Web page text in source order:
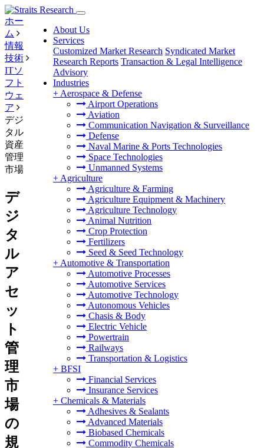
About Us
Services
Customized Market Research Syndicated Market
Research Reports Transaction & Legal Intelligence
Advisory
Industries
+ Aerospace & Defense
Airport Operations
Aviation
Communication Navigation & Surveillance
Defense
Naval Marine & Ports Technologies
Space Technologies
Unmanned Systems
+ Agriculture
Agriculture & Farming
Agriculture Equipment & Machinery
Agriculture Technology
Animal Nutrition
Crop Protection
Fertilizers
Seed & Seed Technology
+ Automotive & Transportation
Automotive Processes
Automotive Services
Automotive Technology
Autonomous Vehicles
Chasis & Body
Electric Vehicle
Powertrain
Railways
Transportation & Logistics
+ BFSI
Financial Services
Insurance Services
+ Chemicals & Materials
Adhesives & Sealants
Advanced Materials
Biobased Chemicals
Commodity Chemicals
ホー
ム
情報
技術
ITソ
フト
ウェ
ア
デジ
タル
資産
管理
市場
デ
ジ
タ
ル
ア
セ
ッ
ト
管
理
市
場
の
規